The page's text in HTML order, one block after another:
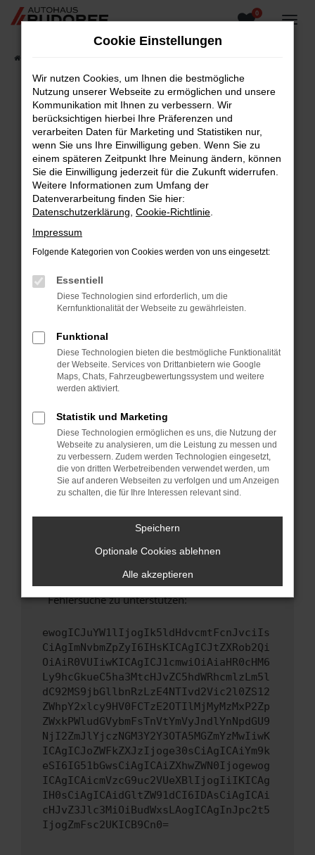
Zum
0
Fehler: Network Error
Beim Laden ist ein Fehler aufgetreten.
Hier sind ein paar Tipps, die dir helfen können:
Überprüfe deine Firewall und deine
Internetverbindung.
Laden andere Webseiten, zum Beispiel deine
Suchmaschine?
Prüfe deine Browsererweiterungen.
Manche Erweiterungen, wie Werbeblocker,
können das Laden bestimmter Seiten
verhindern. Funktioniert die Seite in einem
Fenster?
Starte dein Gerät neu.
Das kann manchmal helfen, vorübergehende
Probleme zu beheben.
Betriebssystem auf dem neuesten Stand
sind.
Veraltete Software birgt nicht nur ein
Sicherheitsrisiko, sondern kann auch dazu
führen, dass bestimmte Funktionen nicht mehr
unterstützt werden.
Wende dich an den Webseitenbetreiber.
Wenn du alle oben genannten Schritte versucht
hast, kontaktiere uns bitte. Wir werden
versuchen, das Problem zu beheben. Du kannst
uns diesen Text schicken, um uns bei der
Fehlersuche zu unterstützen:
ewogICJuYW1lIjogIk5ldHdvcmtFcnJvciIs
CiAgImNvbmZpZyI6IHsKICAgICJtZXRob2Qi
OiAiR0VUIiwKICAgICJ1cmwiOiAiaHR0cHM6
Ly9hcGkueC5ha3MtcHJvZC5hdWRhcmlzLm5l
dC92MS9jbGllbnRzLzE4NTIvd2Vic2l0ZS12
ZWhpY2xlcy9HV0FCTzE2OTIlMjMyMzMxP2Zp
ZWxkPWludGVybmFsTnVtYmVyJndlYnNpdGU9
NjI2ZmJlYjczNGM3Y2Y3OTA5MGZmYzMwIiwK
ICAgICJoZWFkZXJzIjoge30sCiAgICAiYm9k
eSI6IG51bGwsCiAgICAiZXhwZWN0Ijogewog
ICAgICAicmVzcG9uc2VUeXBlIjogIiIKICAg
IH0sCiAgICAidGltZW91dCI6IDAsCiAgICAi
cHJvZ3Jlc3MiOiBudWxsLAogICAgInJpc2t5
IjogZmFsc2UKICB9Cn0=
Cookie Einstellungen
Wir nutzen Cookies, um Ihnen die bestmögliche
Nutzung unserer Webseite zu ermöglichen und unsere
Kommunikation mit Ihnen zu verbessern. Wir
berücksichtigen hierbei Ihre Präferenzen und
verarbeiten Daten für Marketing und Statistiken nur,
wenn Sie uns Ihre Einwilligung geben. Wenn Sie zu
einem späteren Zeitpunkt Ihre Meinung ändern, können
Sie die Einwilligung jederzeit für die Zukunft widerrufen.
Weitere Informationen zum Umfang der
Datenverarbeitung finden Sie hier:
Datenschutzerklärung Cookie-Richtlinie
Impressum
Folgende Kategorien von Cookies werden von uns eingesetzt:
Essentiell
Diese Technologien sind erforderlich, um die
Kernfunktionalität der Webseite zu gewährleisten.
Funktional
Diese Technologien bieten die bestmögliche Funktionalität
der Webseite. Services von Drittanbietern wie Google
Maps, Chats, Fahrzeugbewertungssystem und weitere
werden aktiviert.
Statistik und Marketing
Diese Technologien ermöglichen es uns, die Nutzung der
Webseite zu analysieren, um die Leistung zu messen und
zu verbessern. Zudem werden Technologien eingesetzt,
die von dritten Werbetreibenden verwendet werden, um
Sie auf anderen Webseiten zu verfolgen und um Anzeigen
zu schalten, die für Ihre Interessen relevant sind.
Speichern
Optionale Cookies ablehnen
Alle akzeptieren